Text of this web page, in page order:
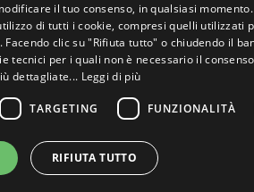
il tuo consenso, in qualsiasi momento.
di tutti i cookie, compresi quelli utilizzati
clic su "Rifiuta tutto" o chiudendo il
tecnici per i quali non è necessario il
dettagliate... Leggi di più
TARGETING FUNZIONALITÀ
RIFIUTA TUTTO